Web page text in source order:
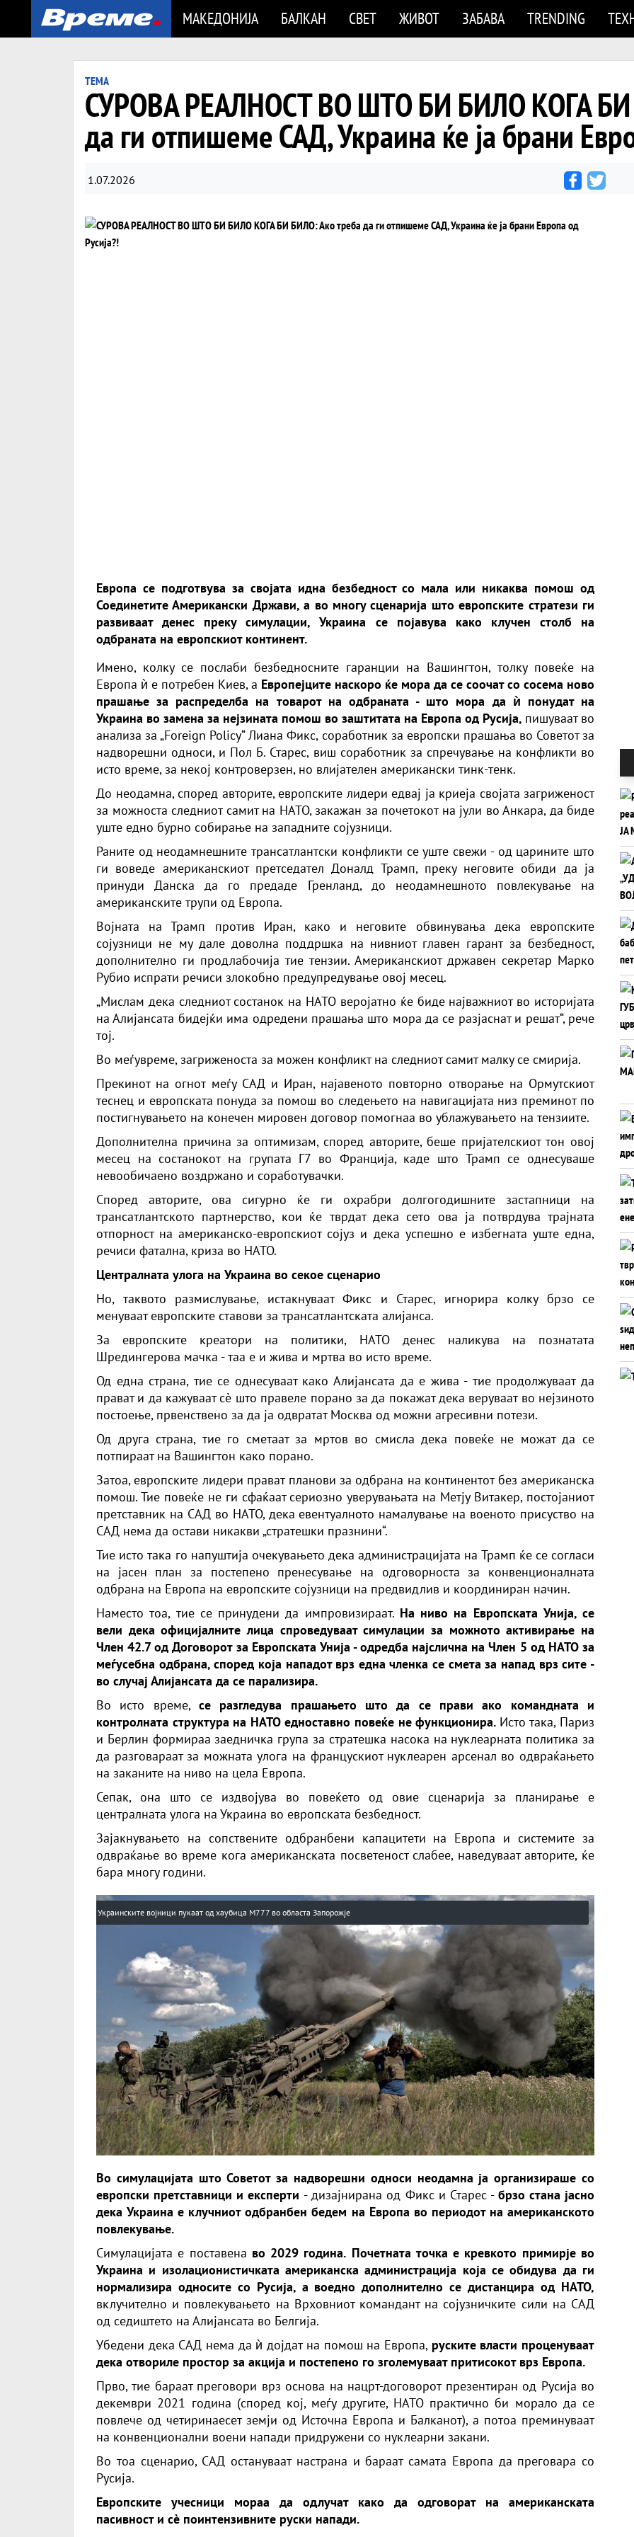
МАКЕДОНИЈА БАЛКАН СВЕТ ЖИВОТ ЗАБАВА TRENDING
ТЕМА
СУРОВА РЕАЛНОСТ ВО ШТО БИ БИЛО КОГА БИ
да ги отпишеме САД, Украина ќе ја брани
1.07.2026
Европа се подготвува за својата идна безбедност со мала или никаква помош од
Соединетите Американски Држави, а во многу сценарија што европските стратези ги
развиваат денес преку симулации, Украина се појавува како клучен столб на
одбраната на европскиот континент.
Имено, колку се послаби безбедносните гаранции на Вашингтон, толку повеќе на
Европа ѝ е потребен Киев, а Европејците наскоро ќе мора да се соочат со сосема ново
прашање за распределба на товарот на одбраната - што мора да ѝ понудат на
Украина во замена за нејзината помош во заштитата на Европа од Русија, пишуваат во
анализа за„Foreign Policy“ Лиана Фикс, соработник за европски прашања во Советот за
надворешни односи, и Пол Б. Старес, виш соработник за спречување на конфликти во
исто време, за некој контроверзен, но влијателен американски тинк-тенк.
До неодамна, според авторите, европските лидери едвај ја криеја својата загриженост
за можноста следниот самит на НАТО, закажан за почетокот на јули во Анкара, да биде
уште едно бурно собирање на западните сојузници.
Раните од неодамнешните трансатлантски конфликти се уште свежи - од царините што
ги воведе американскиот претседател Доналд Трамп, преку неговите обиди да ја
принуди Данска да го предаде Гренланд, до неодамнешното повлекување на
американските трупи од Европа.
Војната на Трамп против Иран, како и неговите обвинувања дека европските
сојузници не му дале доволна поддршка на нивниот главен гарант за безбедност,
дополнително ги продлабочија тие тензии. Американскиот државен секретар Марко
Рубио испрати речиси злокобно предупредување овој месец.
„Мислам дека следниот состанок на НАТО веројатно ќе биде најважниот во историјата
на Алијансата бидејќи има одредени прашања што мора да се разјаснат и решат“, рече
тој.
Во меѓувреме, загриженоста за можен конфликт на следниот самит малку се смирија.
Прекинот на огнот меѓу САД и Иран, најавеното повторно отворање на Ормутскиот
теснец и европската понуда за помош во следењето на навигацијата низ преминот по
постигнувањето на конечен мировен договор помогнаа во ублажувањето на тензиите.
Дополнителна причина за оптимизам, според авторите, беше пријателскиот тон овој
месец на состанокот на групата Г7 во Франција, каде што Трамп се однесуваше
невообичаено воздржано и соработувачки.
Според авторите, ова сигурно ќе ги охрабри долгогодишните застапници на
трансатлантското партнерство, кои ќе тврдат дека сето ова ја потврдува трајната
отпорност на американско-европскиот сојуз и дека успешно е избегната уште една,
речиси фатална, криза во НАТО.
Централната улога на Украина во секое сценарио
Но, таквото размислување, истакнуваат Фикс и Старес, игнорира колку брзо се
менуваат европските ставови за трансатлантската алијанса.
За европските креатори на политики, НАТО денес наликува на познатата
Шредингерова мачка - таа е и жива и мртва во исто време.
Од една страна, тие се однесуваат како Алијансата да е жива - тие продолжуваат да
прават и да кажуваат сè што правеле порано за да покажат дека веруваат во нејзиното
постоење, првенствено за да ја одвратат Москва од можни агресивни потези.
Од друга страна, тие го сметаат за мртов во смисла дека повеќе не можат да се
потпираат на Вашингтон како порано.
Затоа, европските лидери прават планови за одбрана на континентот без американска
помош. Тие повеќе не ги сфаќаат сериозно уверувањата на Метју Витакер, постојаниот
претставник на САД во НАТО, дека евентуалното намалување на военото присуство на
САД нема да остави никакви „стратешки празнини“.
Тие исто така го напуштија очекувањето дека администрацијата на Трамп ќе се согласи
на јасен план за постепено пренесување на одговорноста за конвенционалната
одбрана на Европа на европските сојузници на предвидлив и координиран начин.
Наместо тоа, тие се принудени да импровизираат. На ниво на Европската Унија, се
вели дека официјалните лица спроведуваат симулации за можното активирање на
Член 42.7 од Договорот за Европската Унија - одредба најслична на Член 5 од НАТО за
меѓусебна одбрана, според која нападот врз една членка се смета за напад врз сите -
во случај Алијансата да се парализира.
Во исто време, се разгледува прашањето што да се прави ако командната и
контролната структура на НАТО едноставно повеќе не функционира. Исто така, Париз
и Берлин формираа заедничка група за стратешка насока на нуклеарната политика за
да разговараат за можната улога на францускиот нуклеарен арсенал во одвраќањето
на заканите на ниво на цела Европа.
Сепак, она што се издвојува во повеќето од овие сценарија за планирање е
централната улога на Украина во европската безбедност.
Зајакнувањето на сопствените одбранбени капацитети на Европа и системите за
одвраќање во време кога американската посветеност слабее, наведуваат авторите, ќе
бара многу години.
Украинските војници пукаат од хаубица М777 во областа Запорожје
Во симулацијата што Советот за надворешни односи неодамна ја организираше со
европски претставници и експерти - дизајнирана од Фикс и Старес - брзо стана јасно
дека Украина е клучниот одбранбен бедем на Европа во периодот на американското
повлекување.
Симулацијата е поставена во 2029 година. Почетната точка е кревкото примирје во
Украина и изолационистичката американска администрација која се обидува да ги
нормализира односите со Русија, а воедно дополнително се дистанцира од НАТО,
вклучително и повлекувањето на Врховниот командант на сојузничките сили на САД
од седиштето на Алијансата во Белгија.
Убедени дека САД нема да ѝ дојдат на помош на Европа, руските власти проценуваат
дека отвориле простор за акција и постепено го зголемуваат притисокот врз Европа.
Прво, тие бараат преговори врз основа на нацрт-договорот презентиран од Русија во
декември 2021 година (според кој, меѓу другите, НАТО практично би морало да се
повлече од четиринаесет земји од Источна Европа и Балканот), а потоа преминуваат
на конвенционални воени напади придружени со нуклеарни закани.
Во тоа сценарио, САД остануваат настрана и бараат самата Европа да преговара со
Русија.
Европските учесници мораа да одлучат како да одговорат на американската
пасивност и сè поинтензивните руски напади.